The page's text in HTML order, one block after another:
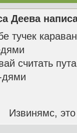
Деева
тучек караван
считать
Извинямс,